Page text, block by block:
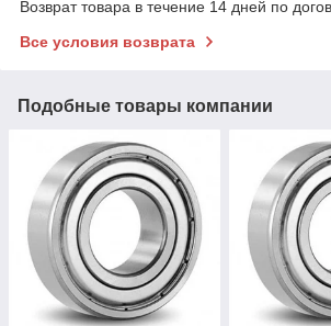
Возврат товара в течение 14 дней по
Все условия возврата
Подобные товары компании